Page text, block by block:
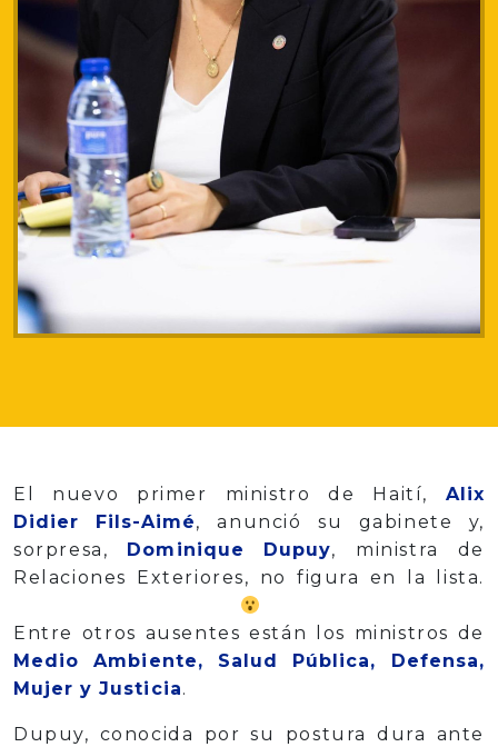
El nuevo primer ministro de Haití, Alix
Didier Fils-Aimé, anunció su gabinete y,
sorpresa, Dominique Dupuy, ministra de
Relaciones Exteriores, no figura en la lista.
Entre otros ausentes están los ministros de
Medio Ambiente, Salud Pública, Defensa,
Mujer y Justicia.
Dupuy, conocida por su postura dura ante